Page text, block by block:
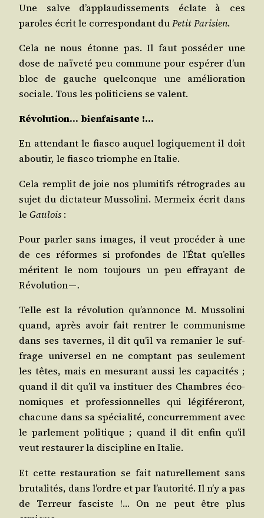
Une salve d’applaudissements éclate à ces
paroles écrit le cor­res­pon­dant duPetit Pari­sien.
Cela ne nous étonne pas. Il faut pos­sé­der une
dose de naï­ve­té peu com­mune pour espé­rer d’un
bloc de gauche quel­conque une amé­lio­ra­tion
sociale. Tous les poli­ti­ciens se valent.
Révo­lu­tion… bienfaisante !…
En atten­dant le fias­co auquel logi­que­ment il doit
abou­tir, le fias­co triomphe en Italie.
Cela rem­plit de joie nos plu­mi­tifs rétro­grades au
sujet du dic­ta­teur Mus­so­li­ni. Mer­meix écrit dans
le Gau­lois :
Pour par­ler sans images, il veut pro­cé­der à une
de ces réformes si pro­fondes de l’État qu’elles
méritent le nom tou­jours un peu effrayant de
Révo­lu­tion —.
Telle est la révo­lu­tion qu’annonce M. Mus­so­li­ni
quand, après avoir fait ren­trer le com­mu­nisme
dans ses tavernes, il dit qu’il va rema­nier le suf­
frage uni­ver­sel en ne comp­tant pas seule­ment
les têtes, mais en mesu­rant aus­si les capa­ci­tés ;
quand il dit qu’il va ins­ti­tuer des Chambres éco­
no­miques et pro­fes­sion­nelles qui légi­fé­re­ront,
cha­cune dans sa spé­cia­li­té, concur­rem­ment avec
le par­le­ment poli­tique ; quand il dit enfin qu’il
veut res­tau­rer la dis­ci­pline en Italie.
Et cette res­tau­ra­tion se fait natu­rel­le­ment sans
bru­ta­li­tés, dans l’ordre et par l’autorité. Il n’y a pas
de Ter­reur fas­ciste !… On ne peut être plus